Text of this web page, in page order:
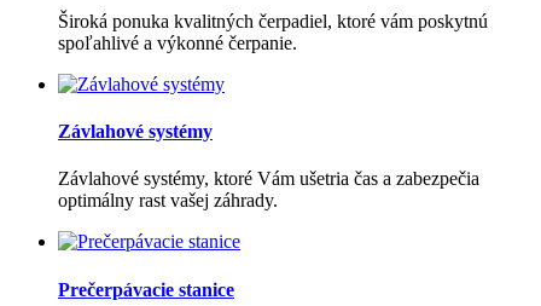
Široká ponuka kvalitných čerpadiel, ktoré vám poskytnú
spoľahlivé a výkonné čerpanie.
Závlahové systémy
Závlahové systémy, ktoré Vám ušetria čas a zabezpečia
optimálny rast vašej záhrady.
Prečerpávacie stanice